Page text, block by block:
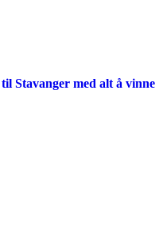
Stavanger med alt å vinne